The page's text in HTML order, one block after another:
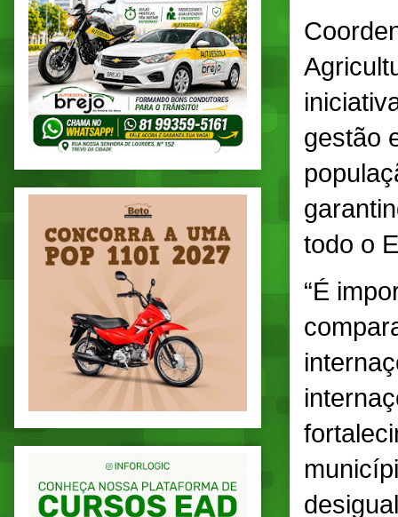
gestão
todo o
“É